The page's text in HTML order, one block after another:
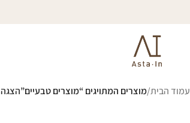
עמוד הבית/מוצרים המתויגים “מוצרים טבעיים”הצגה